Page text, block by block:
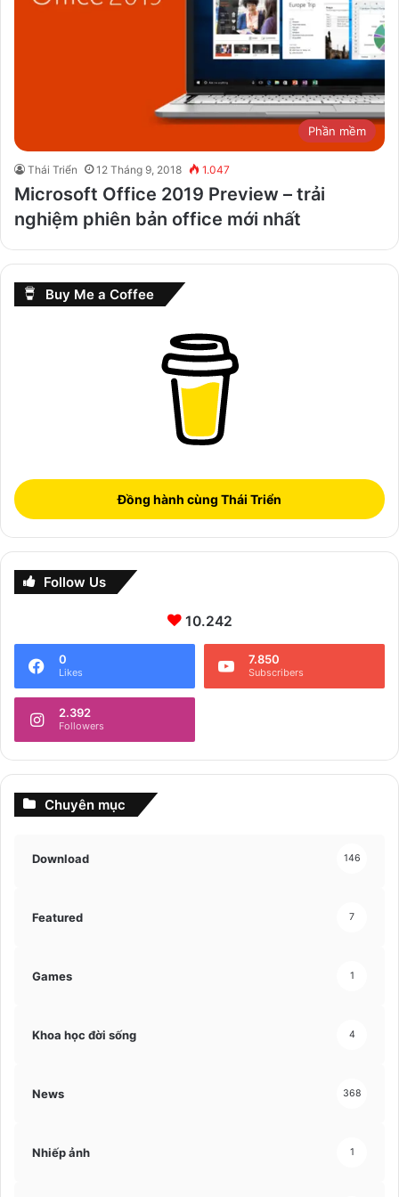
Phần mềm
Thái Triển 12 Tháng 9, 2018 1.047
Microsoft Office 2019 Preview – trải
nghiệm phiên bản office mới nhất
Buy Me a Coffee
Đồng hành cùng Thái Triển
Follow Us
10.242
0
Likes
7.850
Subscribers
2.392
Followers
Chuyên mục
Download 146
Featured 7
Games 1
Khoa học đời sống 4
News 368
Nhiếp ảnh 1